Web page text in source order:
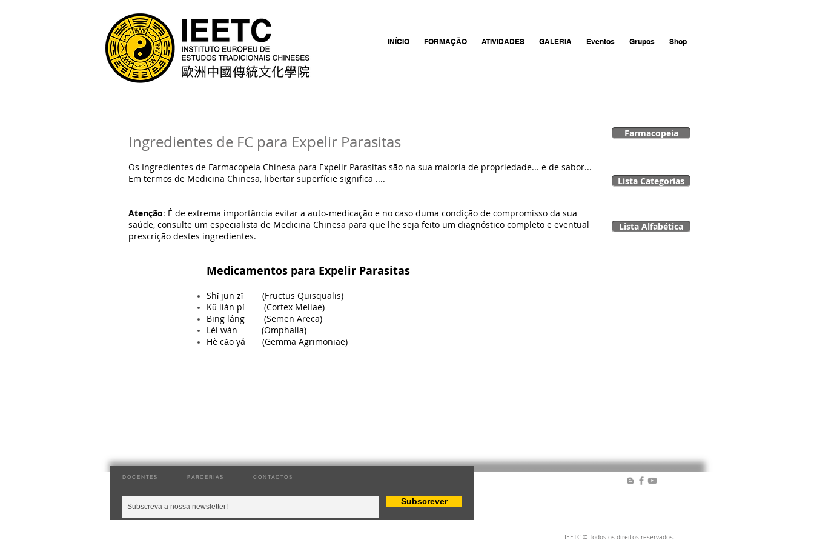
INÍCIO FORMAÇÃO ATIVIDADES GALERIA Eventos Grupos Shop
Ingredientes de FC para Expelir Parasitas
Os Ingredientes de Farmacopeia Chinesa para Expelir Parasitas são na sua maioria de propriedade... e de sabor...
Em termos de Medicina Chinesa, libertar superfície significa ....
Atenção: É de extrema importância evitar a auto-medicação e no caso duma condição de compromisso da sua
saúde, consulte um especialista de Medicina Chinesa para que lhe seja feito um diagnóstico completo e eventual
prescrição destes ingredientes.
Farmacopeia
Lista Categorias
Lista Alfabética
Medicamentos para Expelir Parasitas
Shǐ jūn zǐ (Fructus Quisqualis)
Kǔ liàn pí (Cortex Meliae)
Bīng láng (Semen Areca)
Léi wán (Omphalia)
Hè cǎo yá (Gemma Agrimoniae)
Subscrever
DOCENTES PARCERIAS CONTACTOS
IEETC © Todos os direitos reservados.